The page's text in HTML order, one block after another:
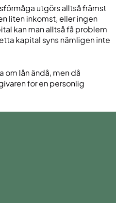
utgörs alltså främst
liten inkomst, eller ingen
kan man alltså få problem
kapital syns nämligen inte
om lån ändå, men då
för en personlig